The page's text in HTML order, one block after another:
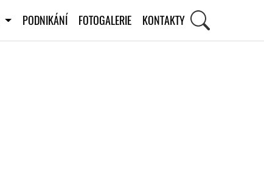
PODNIKÁNÍ FOTOGALERIE KONTAKTY